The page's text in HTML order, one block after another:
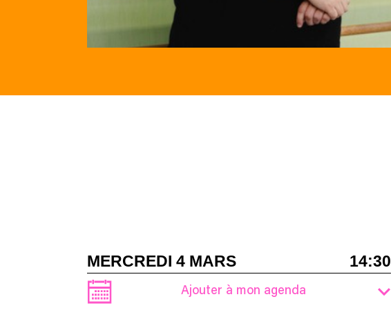
MERCREDI 4 MARS 14:30
Ajouter à mon agenda